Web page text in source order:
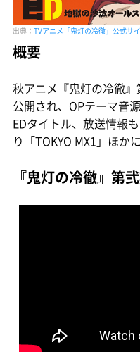
出典： TVアニメ「鬼灯の冷徹」公式サ
概要
秋アニメ『鬼灯の冷徹
公開され、OPテーマ音
EDタイトル、放送情報
り「TOKYO MX1」ほか
『鬼灯の冷徹』第